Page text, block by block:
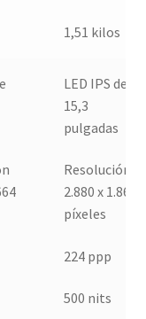
1,51 kilos
LED IPS de
15,3
pulgadas
Resolución
2.880 x 1.864
píxeles
224 ppp
500 nits